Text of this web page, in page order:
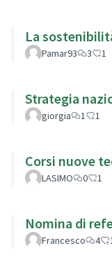
La
Pamar93 3 1
Strategia
giorgia 1 1
Corsi nuove
LASIMO 0 1
Nomina di
Francesco 4 1